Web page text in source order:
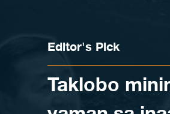
Editor's Pick
Taklobo